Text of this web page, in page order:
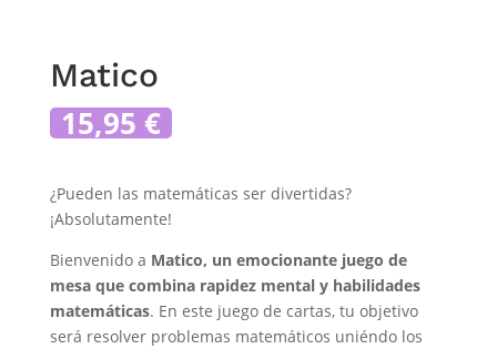
Matico
15,95 €
¿Pueden las matemáticas ser divertidas?
¡Absolutamente!
Bienvenido a Matico, un emocionante juego de
mesa que combina rapidez mental y habilidades
matemáticas. En este juego de cartas, tu objetivo
será resolver problemas matemáticos uniéndo los